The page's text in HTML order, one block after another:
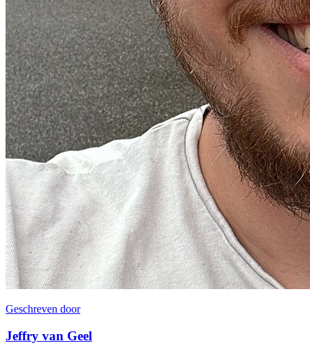
Geschreven door
Jeffry van Geel